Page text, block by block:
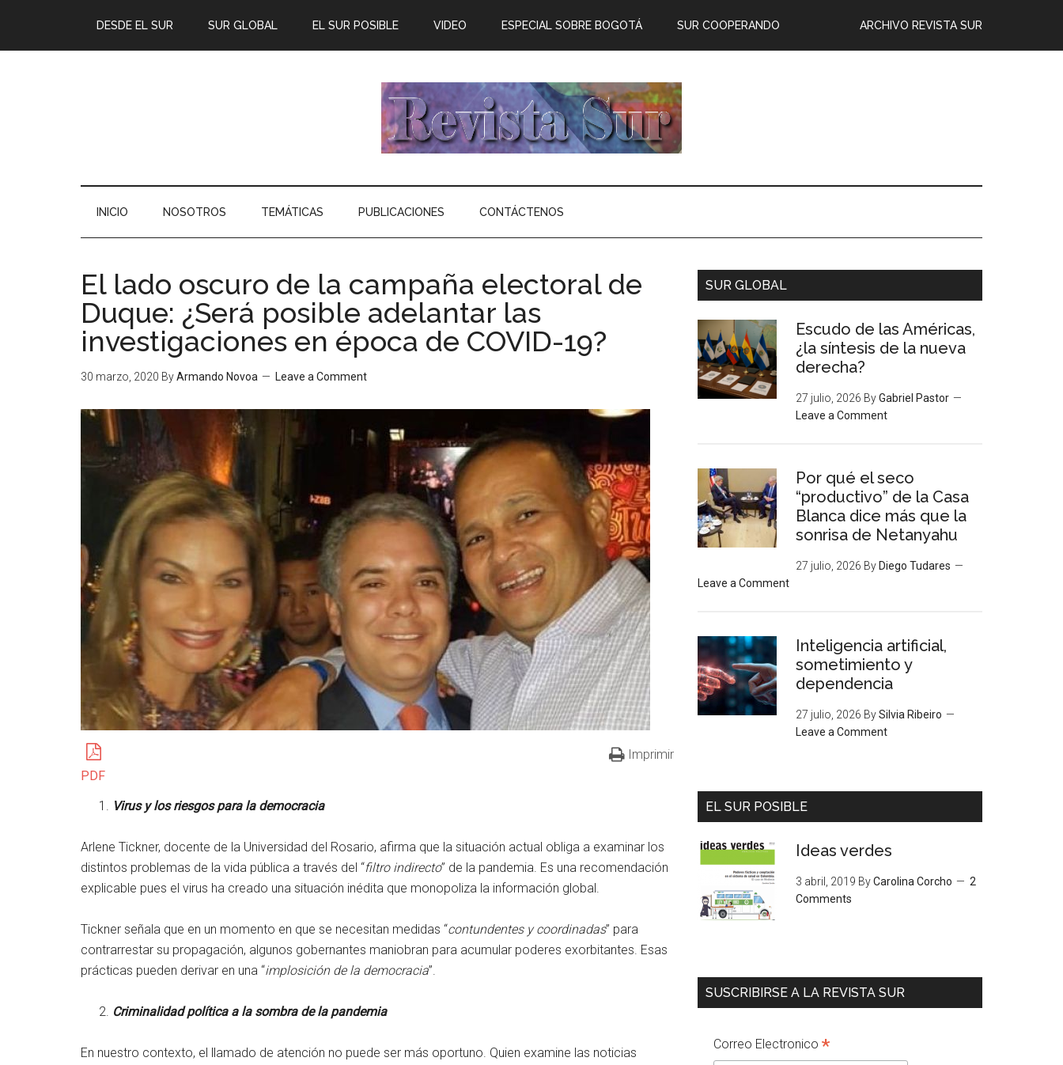
DESDE EL SUR SUR GLOBAL EL SUR POSIBLE ARCHIVO REVISTA SUR
VIDEO ESPECIAL SOBRE BOGOTÁ SUR COOPERANDO
INICIO NOSOTROS TEMÁTICAS PUBLICACIONES CONTÁCTENOS
El lado oscuro de la campaña electoral de
Duque: ¿Será posible adelantar las
investigaciones en época de COVID-19?
30 marzo, 2020 ByArmando Novoa Leave a Comment
PDF
Imprimir
Virus y los riesgos para la democracia
Arlene Tickner, docente de la Universidad del Rosario, afirma que la situación actual obliga a examinar los
distintos problemas de la vida pública a través del “filtro indirecto” de la pandemia. Es una recomendación
explicable pues el virus ha creado una situación inédita que monopoliza la información global.
Tickner señala que en un momento en que se necesitan medidas “contundentes y coordinadas” para
contrarrestar su propagación, algunos gobernantes maniobran para acumular poderes exorbitantes. Esas
prácticas pueden derivar en una “implosición de la democracia”.
Criminalidad política a la sombra de la pandemia
En nuestro contexto, el llamado de atención no puede ser más oportuno. Quien examine las noticias
SUR GLOBAL
Escudo de las Américas,
¿la síntesis de la nueva
derecha?
27 julio, 2026 ByGabriel Pastor
Leave a Comment
Por qué el seco
“productivo” de la Casa
Blanca dice más que la
sonrisa de Netanyahu
27 julio, 2026 By Diego Tudares
Leave a Comment
Inteligencia artificial,
sometimiento y
dependencia
27 julio, 2026 BySilvia Ribeiro
Leave a Comment
EL SUR POSIBLE
Ideas verdes
3 abril, 2019 ByCarolina Corcho
2
Comments
SUSCRIBIRSE A LA REVISTA SUR
Correo Electronico *